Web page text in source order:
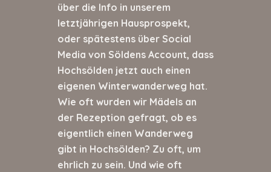
über die Info in unserem
letztjährigen Hausprospekt,
oder spätestens über Social
Media von Söldens Account, dass
Hochsölden jetzt auch einen
eigenen Winterwanderweg hat.
Wie oft wurden wir Mädels an
der Rezeption gefragt, ob es
eigentlich einen Wanderweg
gibt in Hochsölden? Zu oft, um
ehrlich zu sein. Und wie oft